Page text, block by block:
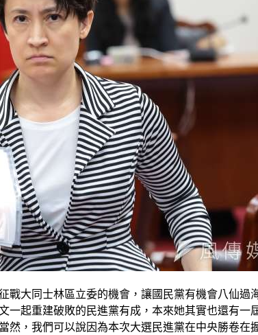
戰大同士林區立委的機會，讓國民黨有機會八仙
一起重建破敗的民進黨有成，本來她其實也還有
然，我們可以說因為本次大選民進黨在中央勝卷